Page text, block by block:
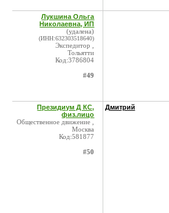
Лукшина Ольга
Николаевна, ИП
(удалена)
(ИНН:632303518640)
Экспедитор ,
Тольятти
Код:3786804
#49
Президиум Д КС,
физ.лицо
Общественное движение ,
Москва
Код:581877
#50
Дмитрий